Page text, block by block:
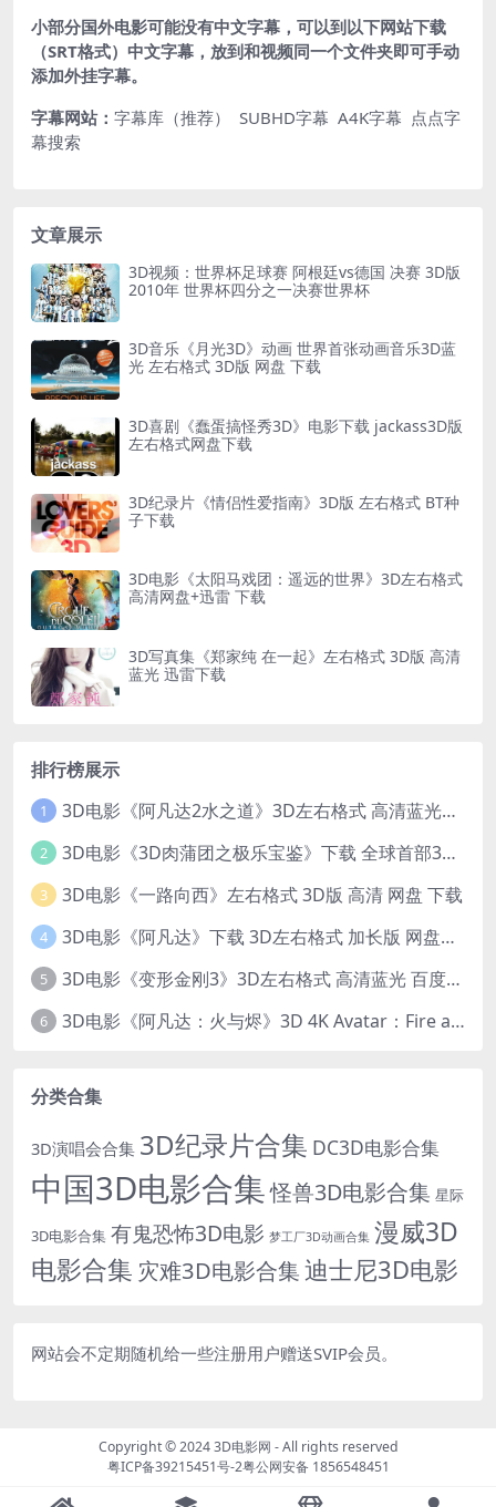
小部分国外电影可能没有中文字幕，可以到以下网站下载
（SRT格式）中文字幕，放到和视频同一个文件夹即可手动
添加外挂字幕。
字幕网站： 字幕库（推荐） SUBHD字幕 A4K字幕 点点字
幕搜索
文章展示
3D视频：世界杯足球赛 阿根廷vs德国 决赛 3D版
2010年 世界杯四分之一决赛世界杯
3D音乐《月光3D》动画 世界首张动画音乐3D蓝
光 左右格式 3D版 网盘 下载
3D喜剧《蠢蛋搞怪秀3D》电影下载 jackass3D版
左右格式网盘下载
3D纪录片《情侣性爱指南》3D版 左右格式 BT种
子下载
3D电影《太阳马戏团：遥远的世界》3D左右格式
高清网盘+迅雷 下载
3D写真集《郑家纯 在一起》左右格式 3D版 高清
蓝光 迅雷下载
排行榜展示
1 3D电影《阿凡达2水之道》3D左右格式 高清蓝光原盘 网盘下载 中文配音 4K3DVR电影
2 3D电影《3D肉蒲团之极乐宝鉴》下载 全球首部3D限制级电影 网盘下载
3 3D电影《一路向西》左右格式 3D版 高清 网盘 下载
4 3D电影《阿凡达》下载 3D左右格式 加长版 网盘下载
5 3D电影《变形金刚3》3D左右格式 高清蓝光 百度网盘+迅雷 下载 出屏国配字幕.国英双语
6 3D电影《阿凡达：火与烬》3D 4K Avatar：Fire and Ash 3D 左右格式 高清4K 电影 下载
分类合集
3D演唱会合集 3D纪录片合集 DC3D电影合集
中国3D电影合集怪兽3D电影合集 星际
3D电影合集 有鬼恐怖3D电影 梦工厂3D动画合集 漫威3D
电影合集 灾难3D电影合集迪士尼3D电影
网站会不定期随机给一些注册用户赠送SVIP会员。
Copyright © 20243D电影网 - All rights reserved
粤ICP备39215451号-2粤公网安备 1856548451